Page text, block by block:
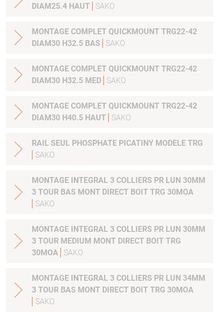
DIAM25.4 HAUT
SAKO
MONTAGE COMPLET QUICKMOUNT TRG22-42
DIAM30 H32.5 BAS
SAKO
MONTAGE COMPLET QUICKMOUNT TRG22-42
DIAM30 H32.5 MED
SAKO
MONTAGE COMPLET QUICKMOUNT TRG22-42
DIAM30 H40.5 HAUT
SAKO
RAIL SEUL PHOSPHATE PICATINY MODELE TRG
SAKO
MONTAGE INTEGRAL 3 COLLIERS PR LUN 30MM
3 TOUR BAS MONT DIRECT BOIT TRG 30MOA
SAKO
MONTAGE INTEGRAL 3 COLLIERS PR LUN 30MM
3 TOUR MEDIUM MONT DIRECT BOIT TRG
30MOA
SAKO
MONTAGE INTEGRAL 3 COLLIERS PR LUN 34MM
3 TOUR BAS MONT DIRECT BOIT TRG 30MOA
SAKO